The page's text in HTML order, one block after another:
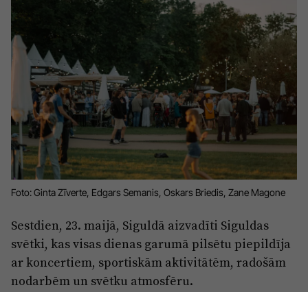
Pierīga
Ādaži
Ķekava
Mārupe
Olaine
Ropaži
Saulkrasti
Sigulda
Projekti
Mediju atbalsta fonds
Zivju fonds
Zaļā nākotne
Iedvesmai nav vecuma
Vide
Kodols
Kontakti
Reklāma
Foto: Ginta Zīverte, Edgars Semanis, Oskars Briedis, Zane Magone
Sestdien, 23. maijā, Siguldā aizvadīti Siguldas
svētki, kas visas dienas garumā pilsētu piepildīja
ar koncertiem, sportiskām aktivitātēm, radošām
nodarbēm un svētku atmosfēru.